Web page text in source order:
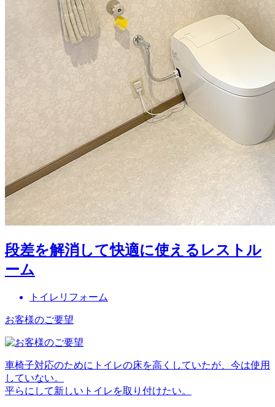
段差を解消して快適に使えるレストル
ーム
トイレリフォーム
お客様のご要望
車椅子対応のためにトイレの床を高くしていたが、今は使用
していない。
平らにして新しいトイレを取り付けたい。